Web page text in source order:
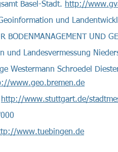
Basel-Stadt. http://
und
BODENMANAGEMENT UND
und Landesvermessung
Westermann Schroedel
www.geo.bremen.de
http://www.stuttgart.de/
www.tuebingen.de